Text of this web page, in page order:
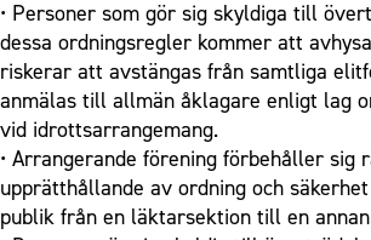
• Personer som gör sig skyldiga till
dessa ordningsregler kommer att
riskerar att avstängas från samtliga
anmälas till allmän åklagare enligt lag
vid idrottsarrangemang.
• Arrangerande förening förbehåller sig
upprätthållande av ordning och
publik från en läktarsektion till en